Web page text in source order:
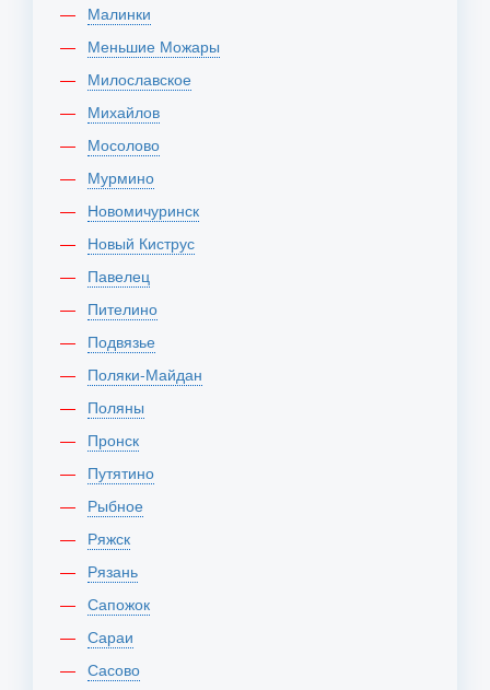
Малинки
Меньшие Можары
Милославское
Михайлов
Мосолово
Мурмино
Новомичуринск
Новый Киструс
Павелец
Пителино
Подвязье
Поляки-Майдан
Поляны
Пронск
Путятино
Рыбное
Ряжск
Рязань
Сапожок
Сараи
Сасово